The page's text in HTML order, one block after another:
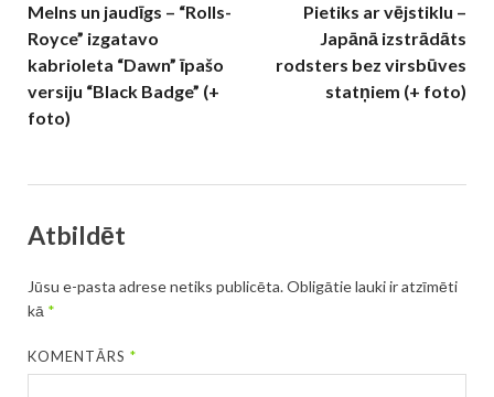
Melns un jaudīgs – “Rolls-
Royce” izgatavo
kabrioleta “Dawn” īpašo
versiju “Black Badge” (+
foto)
Pietiks ar vējstiklu –
Japānā izstrādāts
rodsters bez virsbūves
statņiem (+ foto)
Atbildēt
Jūsu e-pasta adrese netiks publicēta.Obligātie lauki ir atzīmēti
kā *
KOMENTĀRS*